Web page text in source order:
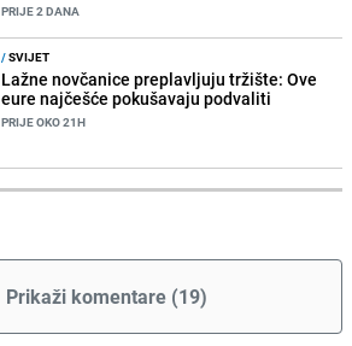
PRIJE 2 DANA
/SVIJET
Lažne novčanice preplavljuju tržište: Ove
eure najčešće pokušavaju podvaliti
PRIJE OKO 21H
Prikaži komentare (19)